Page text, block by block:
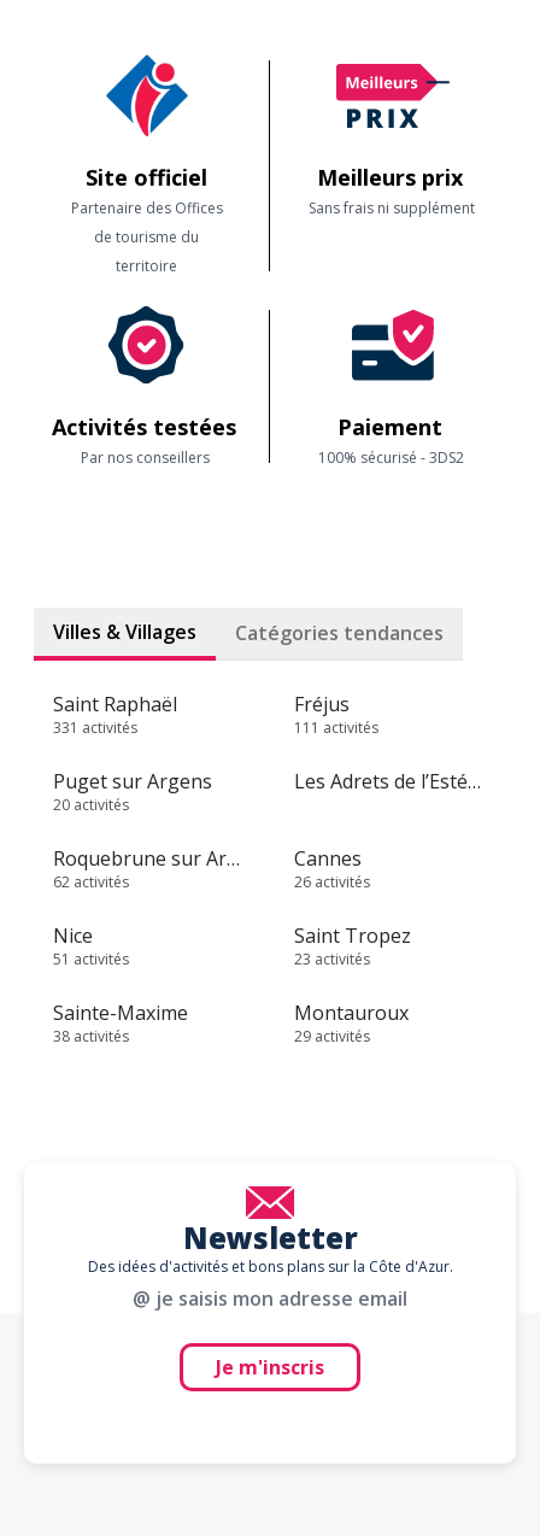
Site officiel
Partenaire des Offices
de tourisme du
territoire
Meilleurs prix
Sans frais ni supplément
Activités testées
Par nos conseillers
Paiement
100% sécurisé - 3DS2
Villes & Villages Catégories tendances
Saint Raphaël
331 activités
Fréjus
111 activités
Puget sur Argens
20 activités
Les Adrets de l’Estérel
Roquebrune sur Argens
62 activités
Cannes
26 activités
Nice
51 activités
Saint Tropez
23 activités
Sainte-Maxime
38 activités
Montauroux
29 activités
Newsletter
Des idées d'activités et bons plans sur la Côte d'Azur.
@ je saisis mon adresse email
Je m'inscris